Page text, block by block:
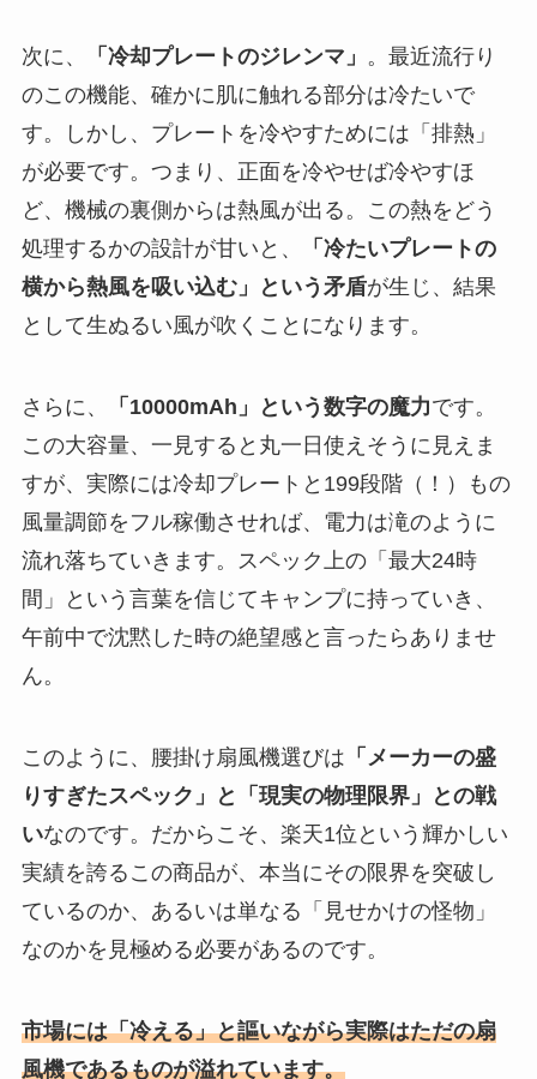
次に、 「冷却プレートのジレンマ」 。最近流行り
のこの機能、確かに肌に触れる部分は冷たいで
す。しかし、プレートを冷やすためには「排熱」
が必要です。つまり、正面を冷やせば冷やすほ
ど、機械の裏側からは熱風が出る。この熱をどう
処理するかの設計が甘いと、
「冷たいプレートの
横から熱風を吸い込む」という矛盾が生じ、結果
として生ぬるい風が吹くことになります。
さらに、 「10000mAh」という数字の魔力です。
この大容量、一見すると丸一日使えそうに見えま
すが、実際には冷却プレートと199段階（！）もの
風量調節をフル稼働させれば、電力は滝のように
流れ落ちていきます。スペック上の「最大24時
間」という言葉を信じてキャンプに持っていき、
午前中で沈黙した時の絶望感と言ったらありませ
ん。
このように、腰掛け扇風機選びは 「メーカーの盛
りすぎたスペック」と「現実の物理限界」との戦
いなのです。だからこそ、楽天1位という輝かしい
実績を誇るこの商品が、本当にその限界を突破し
ているのか、あるいは単なる「見せかけの怪物」
なのかを見極める必要があるのです。
市場には「冷える」と謳いながら実際はただの扇
風機であるものが溢れています。